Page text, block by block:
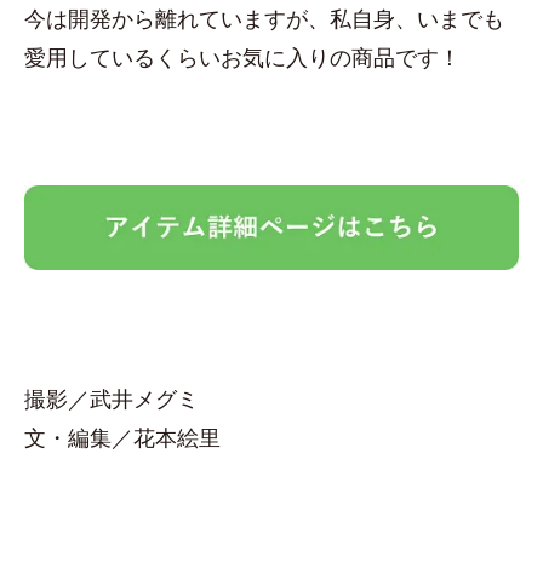
今は開発から離れていますが、私自身、いまでも
愛用しているくらいお気に入りの商品です！
撮影／武井メグミ
文・編集／花本絵里